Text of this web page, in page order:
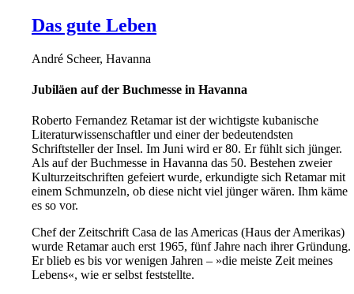
Das gute Leben
André Scheer, Havanna
Jubiläen auf der Buchmesse in Havanna
Roberto Fernandez Retamar ist der wichtigste kubanische
Literaturwissenschaftler und einer der bedeutendsten
Schriftsteller der Insel. Im Juni wird er 80. Er fühlt sich jünger.
Als auf der Buchmesse in Havanna das 50. Bestehen zweier
Kulturzeitschriften gefeiert wurde, erkundigte sich Retamar mit
einem Schmunzeln, ob diese nicht viel jünger wären. Ihm käme
es so vor.
Chef der Zeitschrift Casa de las Americas (Haus der Amerikas)
wurde Retamar auch erst 1965, fünf Jahre nach ihrer Gründung.
Er blieb es bis vor wenigen Jahren – »die meiste Zeit meines
Lebens«, wie er selbst feststellte.